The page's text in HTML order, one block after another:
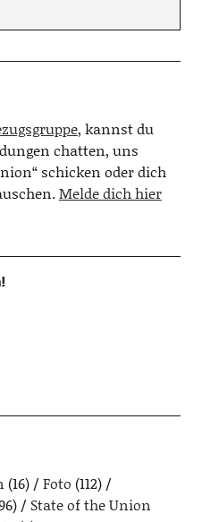
, kannst du
chatten, uns
schicken oder dich
Melde dich hier
(16) Foto (112)
State of the Union